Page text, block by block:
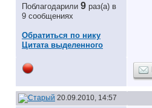
Поблагодарили 9 раз(а) в
9 сообщениях
Обратиться по нику
Цитата выделенного
20.09.2010, 14:57